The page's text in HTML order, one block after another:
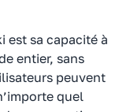
est sa capacité à
entier, sans
peuvent
quel